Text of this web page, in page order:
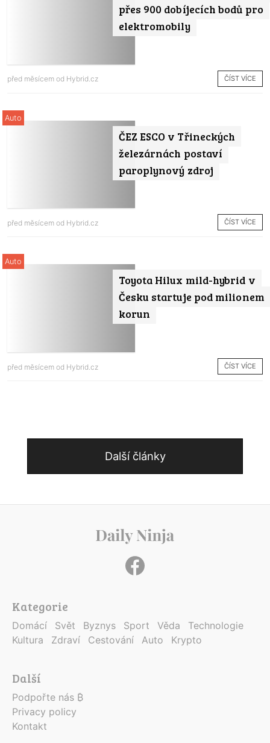
přes 900 dobíjecích bodů pro
elektromobily
před měsícem od Hybrid.cz ČÍST VÍCE
ČEZ ESCO v Třineckých
železárnách postaví
paroplynový zdroj
Auto
před měsícem od Hybrid.cz ČÍST VÍCE
Toyota Hilux mild-hybrid v
Česku startuje pod milionem
korun
Auto
před měsícem od Hybrid.cz ČÍST VÍCE
Další články
Kategorie
Domácí Svět Byznys Sport Věda
Technologie
Kultura
Zdraví Cestování Auto Krypto
Další
Podpořte nás ₿
Privacy policy
Kontakt